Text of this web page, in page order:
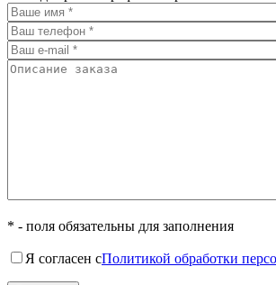
* - поля обязательны для заполнения
Я согласен сПолитикой обработки